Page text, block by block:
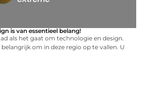
is van essentieel belang!
als het gaat om technologie en design.
om in deze regio op te vallen. U